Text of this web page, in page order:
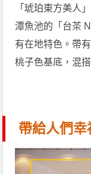
「琥珀東方美人
潭魚池的「台茶
有在地特色。帶
桃子色基底，混
帶給人們